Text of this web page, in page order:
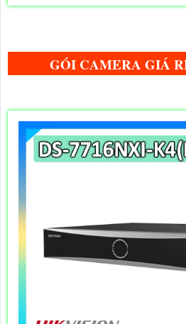
GÓI CAMERA GIÁ